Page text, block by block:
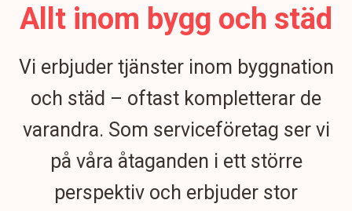
Allt inom bygg och städ
Vi erbjuder tjänster inom byggnation
och städ – oftast kompletterar de
varandra. Som serviceföretag ser vi
på våra åtaganden i ett större
perspektiv och erbjuder stor